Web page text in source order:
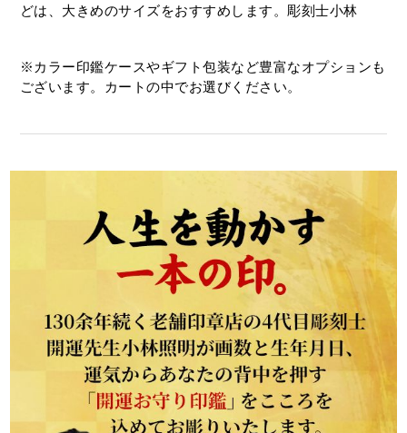
どは、大きめのサイズをおすすめします。彫刻士小林
※カラー印鑑ケースやギフト包装など豊富なオプションも
ございます。カートの中でお選びください。